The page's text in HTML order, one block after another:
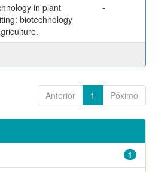
in plant
biotechnology
-
Anterior 1 Póximo
1